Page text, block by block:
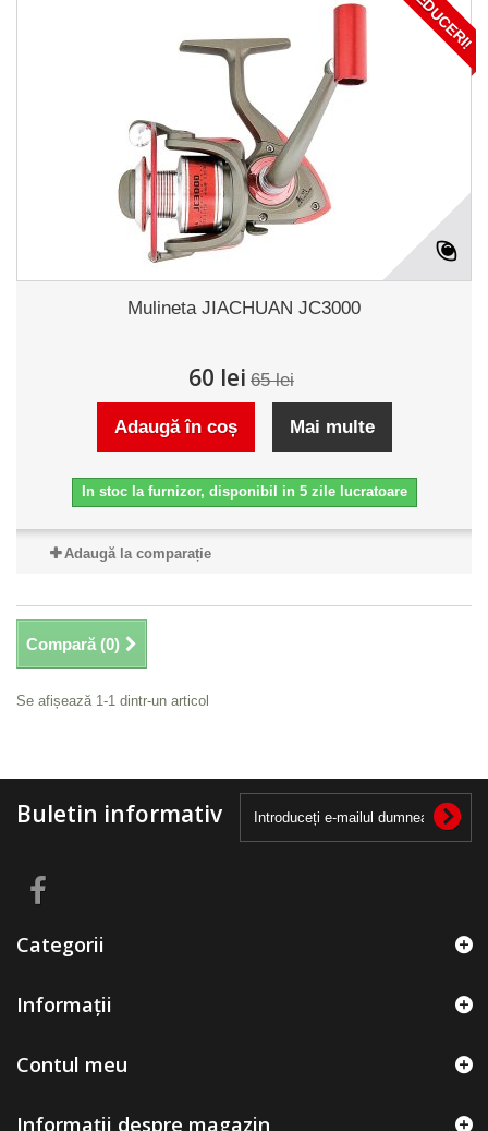
REDUCERI!
Mulineta JIACHUAN JC3000
60 lei 65 lei
Adaugă în coș Mai multe
In stoc la furnizor, disponibil in 5 zile lucratoare
Adaugă la comparație
Compară (0)
Se afișează 1-1 dintr-un articol
Buletin informativ
Categorii
Informații
Contul meu
Informații despre magazin